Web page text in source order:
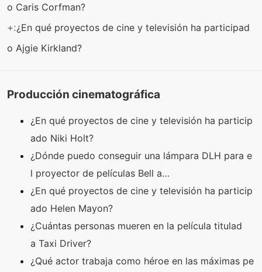
o Caris Corfman?
+:¿En qué proyectos de cine y televisión ha participad
o Ajgie Kirkland?
Producción cinematográfica
¿En qué proyectos de cine y televisión ha particip
ado Niki Holt?
¿Dónde puedo conseguir una lámpara DLH para e
l proyector de películas Bell a…
¿En qué proyectos de cine y televisión ha particip
ado Helen Mayon?
¿Cuántas personas mueren en la película titulad
a Taxi Driver?
¿Qué actor trabaja como héroe en las máximas pe